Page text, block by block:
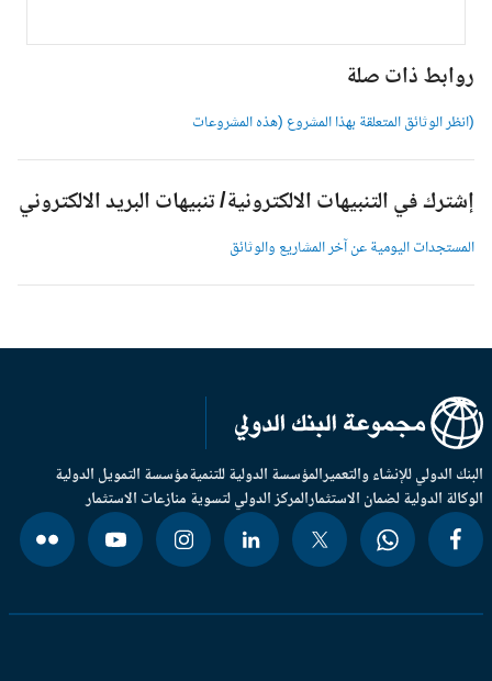
روابط ذات صلة
(انظر الوثائق المتعلقة بهذا المشروع (هذه المشروعات
إشترك في التنبيهات الالكترونية/ تنبيهات البريد الالكتروني
المستجدات اليومية عن آخر المشاريع والوثائق
الدولي للإنشاء والتعميرالمؤسسة الدولية للتنميةمؤسسة التمويل الدولية
الدولية لضمان الاستثمارالمركز الدولي لتسوية منازعات الاستثمار